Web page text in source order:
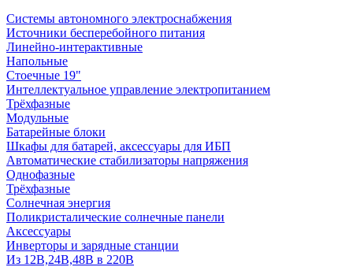
Системы автономного электроснабжения
Источники бесперебойного питания
Линейно-интерактивные
Напольные
Стоечные 19"
Интеллектуальное управление электропитанием
Трёхфазные
Модульные
Батарейные блоки
Шкафы для батарей, аксессуары для ИБП
Автоматические стабилизаторы напряжения
Однофазные
Трёхфазные
Солнечная энергия
Поликристалические солнечные панели
Аксессуары
Инверторы и зарядные станции
Из 12В,24В,48В в 220В